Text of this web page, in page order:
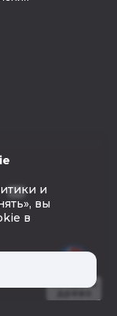
и
вы
в
Создать